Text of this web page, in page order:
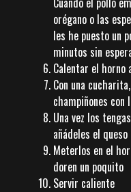
orégano o las
les he puesto un
minutos sin
Calentar el horno
Con una
champiñones con
Una vez los
añádeles el
Meterlos en el
doren un poquito
Servir caliente